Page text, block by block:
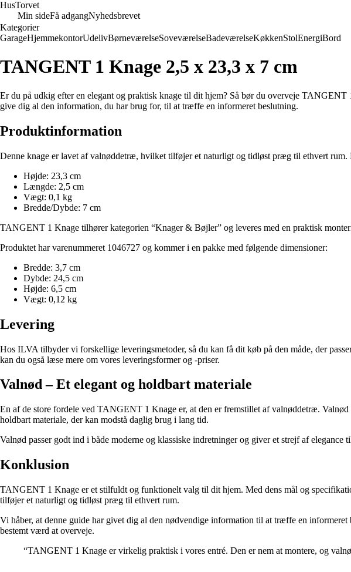
HusTorvet
Min sideFå adgangNyhedsbrevet
Kategorier
GarageHjemmekontorUdelivBørneværelseSoveværelseBadeværelseKøkkenStolEnergiBord
TANGENT 1 Knage 2,5 x 23,3 x 7 cm
Er du på udkig efter en elegant og praktisk knage til dit hjem? Så bør du overveje
give dig al den information, du har brug for, til at træffe en informeret beslutning.
Produktinformation
Denne knage er lavet af valnøddetræ, hvilket tilføjer et naturligt og tidløst præg til ethvert rum.
Højde: 23,3 cm
Længde: 2,5 cm
Vægt: 0,1 kg
Bredde/Dybde: 7 cm
TANGENT 1 Knage tilhører kategorien “Knager & Bøjler” og leveres med en praktisk
Produktet har varenummeret 1046727 og kommer i en pakke med følgende dimensioner:
Bredde: 3,7 cm
Dybde: 24,5 cm
Højde: 6,5 cm
Vægt: 0,12 kg
Levering
Hos ILVA tilbyder vi forskellige leveringsmetoder, så du kan få dit køb på den måde, der
kan du også læse mere om vores leveringsformer og -priser.
Valnød – Et elegant og holdbart materiale
En af de store fordele ved TANGENT 1 Knage er, at den er fremstillet af valnøddetræ.
holdbart materiale, der kan modstå daglig brug i lang tid.
Valnød passer godt ind i både moderne og klassiske indretninger og giver et strejf af
Konklusion
TANGENT 1 Knage er et stilfuldt og funktionelt valg til dit hjem. Med dens mål og
tilføjer et naturligt og tidløst præg til ethvert rum.
Vi håber, at denne guide har givet dig al den nødvendige information til at træffe en
bestemt værd at overveje.
“TANGENT 1 Knage er virkelig praktisk i vores entré. Den er nem at montere, og